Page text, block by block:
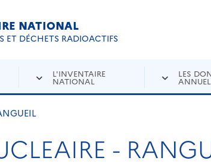
NATIONAL
ET DÉCHETS RADIOACTIFS
L'INVENTAIRE
NATIONAL
LES
-